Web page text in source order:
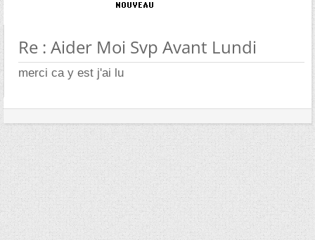
Re : Aider Moi Svp Avant Lundi
merci ca y est j'ai lu